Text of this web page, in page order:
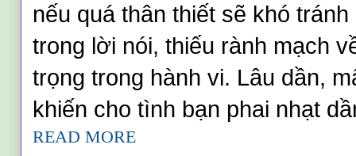
nếu quá thân thiết sẽ khó
trong lời nói, thiếu rành mạch
trọng trong hành vi. Lâu dần,
khiến cho tình bạn phai nhạt
READ MORE